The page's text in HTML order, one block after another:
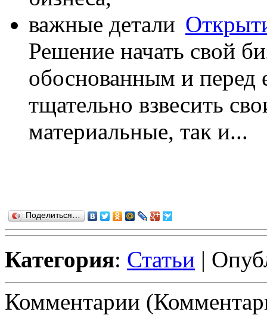
Решение начать свой
обоснованным и перед
тщательно взвесить
материальные, так и...
Поделиться…
Категория: Статьи |
Комментарии